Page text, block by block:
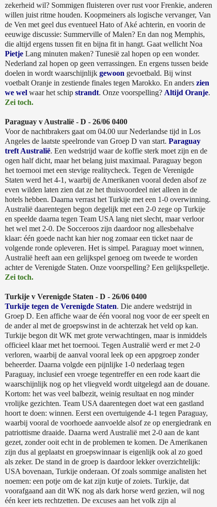
zekerheid wil? Sommigen fluisteren over rust voor Frenkie, anderen
willen juist ritme houden. Koopmeiners als logische vervanger, Van
de Ven met geel dus eventueel Hato of Aké achterin, en voorin de
eeuwige discussie: Summerville of Malen? En dan nog Memphis,
die altijd ergens tussen fit en bijna fit in hangt. Gaat wellicht Noa
Pietje Lang minuten maken? Tunesië zal hopen op een wonder.
Nederland zal hopen op geen verrassingen. En ergens tussen beide
doelen in wordt waarschijnlijk gewoon gevoetbald. Bij winst
voetbalt Oranje in zestiende finales tegen Marokko. En anders zien
we wel waar het schip strandt. Onze voorspelling? Altijd Oranje.
Zei toch.
Paraguay v Australië - D - 26/06 0400
Voor de nachtbrakers gaat om 04.00 uur Nederlandse tijd in Los
Angeles de laatste speelronde van Groep D van start. Paraguay
treft Australië. Een wedstrijd waar de koffie sterk moet zijn en de
ogen half dicht, maar het belang juist maximaal. Paraguay begon
het toernooi met een stevige realitycheck. Tegen de Verenigde
Staten werd het 4-1, waarbij de Amerikanen vooral deden alsof ze
even wilden laten zien dat ze het thuisvoordeel niet alleen in de
hotels hebben. Daarna verrast het Turkije met een 1-0 overwinning.
Australië daarentegen begon degelijk met een 2-0 zege op Turkije
en speelde daarna tegen Team USA lang niet slecht, maar verloor
het wel met 2-0. De Socceroos zijn daardoor nog allesbehalve
klaar: één goede nacht kan hier nog zomaar een ticket naar de
volgende ronde opleveren. Het is simpel. Paraguay moet winnen,
Australië heeft aan een gelijkspel genoeg om tweede te worden
achter de Verenigde Staten. Onze voorspelling? Een gelijkspelletje.
Zei toch.
Turkije v Verenigde Staten - D - 26/06 0400
Turkije tegen de Verenigde Staten. Die andere wedstrijd in
Groep D. Een affiche waar de één vooral nog voor de eer speelt en
de ander al met de groepswinst in de achterzak het veld op kan.
Turkije begon dit WK met grote verwachtingen, maar is inmiddels
officieel klaar met het toernooi. Tegen Australië werd er met 2-0
verloren, waarbij de aanval vooral leek op een appgroep zonder
beheerder. Daarna volgde een pijnlijke 1-0 nederlaag tegen
Paraguay, inclusief een vroege tegentreffer en een rode kaart die
waarschijnlijk nog op het vliegveld wordt uitgelegd aan de douane.
Kortom: het was veel balbezit, weinig resultaat en nog minder
vrolijke gezichten. Team USA daarentegen doet wat een gastland
hoort te doen: winnen. Eerst een overtuigende 4-1 tegen Paraguay,
waarbij vooral de voorhoede aanvoelde alsof ze op energiedrank en
patriottisme draaide. Daarna werd Australië met 2-0 aan de kant
gezet, zonder ooit echt in de problemen te komen. De Amerikanen
zijn dus al geplaatst en groepswinnaar is eigenlijk ook al zo goed
als zeker. De stand in de groep is daardoor lekker overzichtelijk:
USA bovenaan, Turkije onderaan. Of zoals sommige analisten het
noemen: een potje om de kat zijn kutje of zoiets. Turkije, dat
voorafgaand aan dit WK nog als dark horse werd gezien, wil nog
één keer iets rechtzetten. De excuses aan het volk zijn al